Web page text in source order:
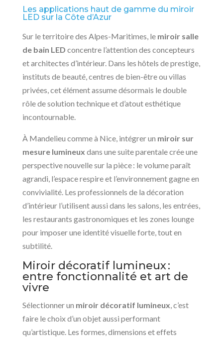
Les applications haut de gamme du miroir
LED sur la Côte d’Azur
Sur le territoire des Alpes-Maritimes, le miroir salle
de bain LED concentre l’attention des concepteurs
et architectes d’intérieur. Dans les hôtels de prestige,
instituts de beauté, centres de bien-être ou villas
privées, cet élément assume désormais le double
rôle de solution technique et d’atout esthétique
incontournable.
À Mandelieu comme à Nice, intégrer un miroir sur
mesure lumineux dans une suite parentale crée une
perspective nouvelle sur la pièce : le volume paraît
agrandi, l’espace respire et l’environnement gagne en
convivialité. Les professionnels de la décoration
d’intérieur l’utilisent aussi dans les salons, les entrées,
les restaurants gastronomiques et les zones lounge
pour imposer une identité visuelle forte, tout en
subtilité.
Miroir décoratif lumineux :
entre fonctionnalité et art de
vivre
Sélectionner un miroir décoratif lumineux, c’est
faire le choix d’un objet aussi performant
qu’artistique. Les formes, dimensions et effets